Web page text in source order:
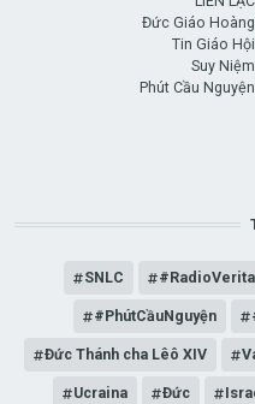
Đức Giáo Hoàng
Tin Giáo Hội
Suy Niệm
Phút Cầu Nguyện
SNLC
#PhútCầuNguyện
Đức Thánh cha Lêô XIV
Ucraina Đức